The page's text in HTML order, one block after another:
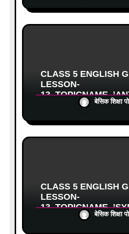
CLASS 5 ENGLISH
LESSON-
(विलोम शब्द)’पर आधारित
बेसिक शिक्षा
CLASS 5 ENGLISH
LESSON-
(समानार्थक शब्द)’परबेसिक शिक्षा